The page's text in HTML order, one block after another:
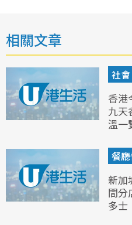
相關文章
社會
香港
九天
溫一
餐
新加
間分
多士